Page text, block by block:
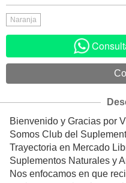
Naranja
Bienvenido y Gracias por
Somos Club del
Trayectoria en Mercado
Suplementos Naturales y
Nos enfocamos en que